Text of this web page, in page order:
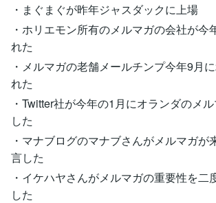
・まぐまぐが昨年ジャスダックに上場
・ホリエモン所有のメルマガの会社が今
れた
・メルマガの老舗メールチンプ今年9月
れた
・Twitter社が今年の1月にオランダのメ
した
・マナブログのマナブさんがメルマガが
言した
・イケハヤさんがメルマガの重要性を二
した